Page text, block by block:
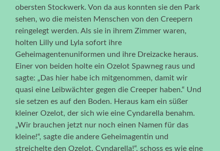
obersten Stockwerk. Von da aus konnten sie den Park
sehen, wo die meisten Menschen von den Creepern
reingelegt werden. Als sie in ihrem Zimmer waren,
holten Lilly und Lyla sofort ihre
Geheimagentenuniformen und ihre Dreizacke heraus.
Einer von beiden holte ein Ozelot Spawneg raus und
sagte: „Das hier habe ich mitgenommen, damit wir
quasi eine Leibwächter gegen die Creeper haben.“ Und
sie setzen es auf den Boden. Heraus kam ein süßer
kleiner Ozelot, der sich wie eine Cyndarella benahm.
„Wir brauchen jetzt nur noch einen Namen für das
kleine!“, sagte die andere Geheimagentin und
streichelte den Ozelot. Cyndarella!“, schoss es wie eine